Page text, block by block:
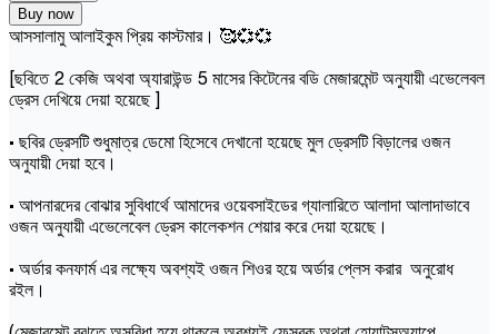
Buy now
আসসালামু আলাইকুম প্রিয় কাস্টমার। 🥰💞💞
[ছবিতে 2 কেজি অথবা অ্যারাউন্ড 5 মাসের কিটেনের বডি মেজারমেন্ট অনুযায়ী এভেলেবল
ড্রেস দেখিয়ে দেয়া হয়েছে ]
• ছবির ড্রেসটি শুধুমাত্র ডেমো হিসেবে দেখানো হয়েছে মুল ড্রেসটি বিড়ালের ওজন
অনুযায়ী দেয়া হবে।
• আপনারদের বোঝার সুবিধার্থে আমাদের ওয়েবসাইডের গ্যালারিতে আলাদা আলাদাভাবে
ওজন অনুযায়ী এভেলেবেল ড্রেস কালেকশন শেয়ার করে দেয়া হয়েছে।
• অর্ডার কনফার্ম এর লক্ষ্যে অবশ্যই ওজন শিওর হয়ে অর্ডার প্লেস করার অনুরোধ
রইল।